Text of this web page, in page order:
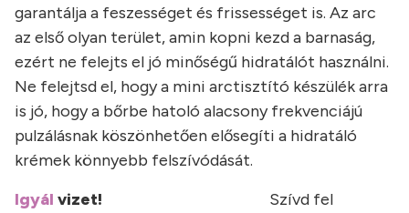
garantálja a feszességet és frissességet is. Az arc
az első olyan terület, amin kopni kezd a barnaság,
ezért ne felejts el jó minőségű hidratálót használni.
Ne felejtsd el, hogy a mini arctisztító készülék arra
is jó, hogy a bőrbe hatoló alacsony frekvenciájú
pulzálásnak köszönhetően elősegíti a hidratáló
krémek könnyebb felszívódását.
Szívd fel
Igyál vizet!